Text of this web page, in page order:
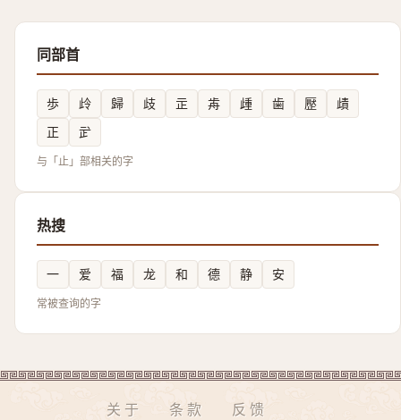
同部首
歩 㱓 歸 歧 㱏 歬 歱 歯 㱘
歵
正
㱐
与「止」部相关的字
热搜
一 爱 福 龙 和 德 静 安
常被查询的字
关于 条款 反馈